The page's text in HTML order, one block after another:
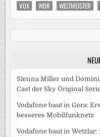
VOX
WDR WELTMEISTER
Sienna Miller und
Cast der Sky Original
Vodafone baut in Gera:
besseres Mobilfunknetz
Vodafone baut in